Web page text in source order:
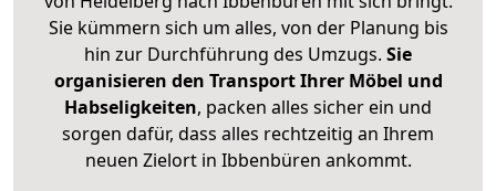
Sie kümmern sich um alles, von der Planung bis
hin zur Durchführung des Umzugs. Sie
organisieren den Transport Ihrer Möbel und
Habseligkeiten, packen alles sicher ein und
sorgen dafür, dass alles rechtzeitig an Ihrem
neuen Zielort in Ibbenbüren ankommt.